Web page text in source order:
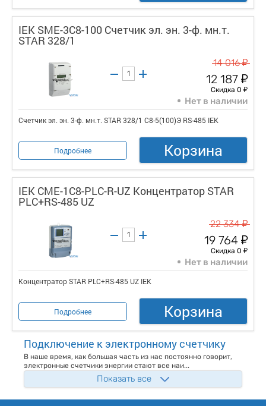
IEK SME-3C8-100 Счетчик эл. эн. 3-ф. мн.т.
STAR 328/1
14 016у
12 187 у
Скидка 0 у
Нет в наличии
Счетчик эл. эн. 3-ф. мн.т. STAR 328/1 С8-5(100)Э RS-485 IEK
Подробнее Корзина
IEK CME-1C8-PLC-R-UZ Концентратор STAR
PLC+RS-485 UZ
22 334у
19 764 у
Скидка 0 у
Нет в наличии
Концентратор STAR PLC+RS-485 UZ IEK
Подробнее Корзина
Подключение к электронному счетчику
В наше время, как большая часть из нас постоянно говорит,
электронные счетчики энергии стают все наи...
Показать все